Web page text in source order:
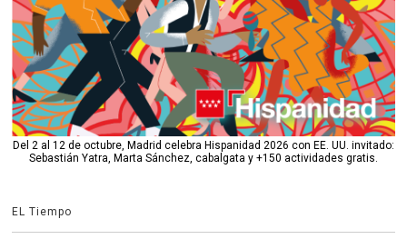
Del 2 al 12 de octubre, Madrid celebra Hispanidad 2026 con EE. UU. invitado:
Sebastián Yatra, Marta Sánchez, cabalgata y +150 actividades gratis.
EL Tiempo